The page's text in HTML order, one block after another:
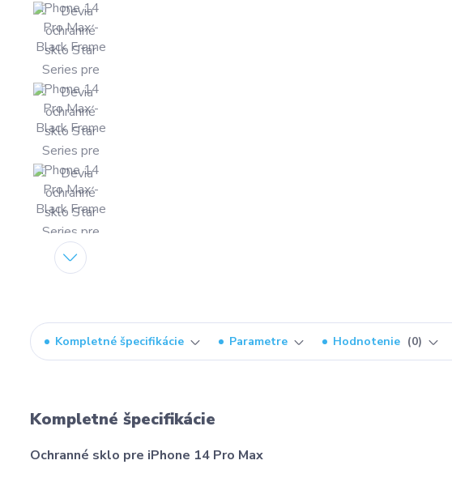
Kompletné špecifikácie Parametre Hodnotenie 0
Kompletné špecifikácie
Ochranné sklo pre iPhone 14 Pro Max